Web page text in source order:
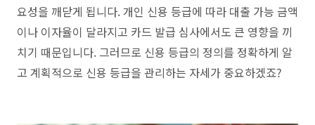
요성을 깨닫게 됩니다. 개인 신용 등급에 따라 대출 가능 금액
이나 이자율이 달라지고 카드 발급 심사에서도 큰 영향을 끼
치기 때문입니다. 그러므로 신용 등급의 정의를 정확하게 알
고 계획적으로 신용 등급을 관리하는 자세가 중요하겠죠?